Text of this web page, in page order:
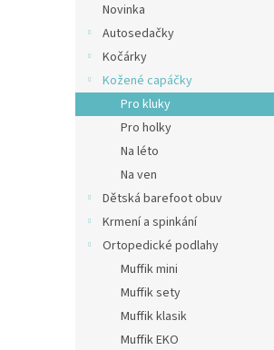
a
n
Novinka
Autosedačky
Kočárky
Kožené capáčky
Pro kluky
Pro holky
Na léto
Na ven
Dětská barefoot obuv
Krmení a spinkání
Ortopedické podlahy
Muffik mini
Muffik sety
Muffik klasik
Muffik EKO